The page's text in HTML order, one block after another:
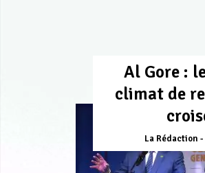
Al Gore :
climat de
La Rédaction